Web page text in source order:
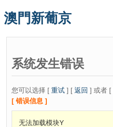
澳門新葡京
系统发生错误
您可以选择 [ 重试 ] [ 返回 ] 或者 [
[ 错误信息 ]
无法加载模块Y